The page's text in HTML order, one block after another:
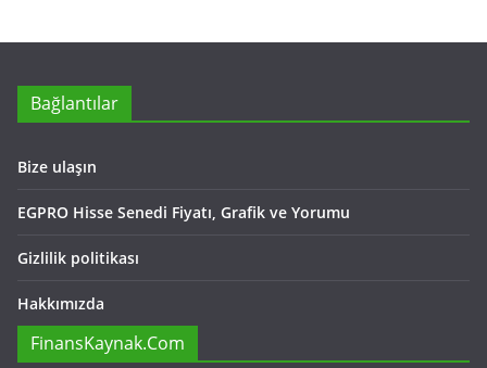
Bağlantılar
Bize ulaşın
EGPRO Hisse Senedi Fiyatı, Grafik ve Yorumu
Gizlilik politikası
Hakkımızda
FinansKaynak.Com